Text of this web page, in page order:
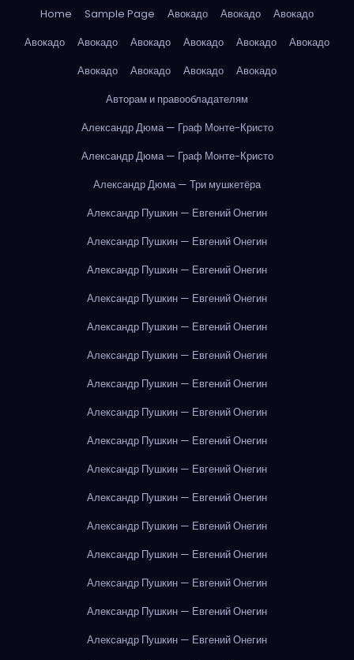
Home Sample Page Авокадо Авокадо
Авокадо
Авокадо
Авокадо Авокадо Авокадо Авокадо
Авокадо
Авокадо
Авокадо Авокадо
Авокадо
Авторам и правообладателям
Александр Дюма — Граф Монте-Кристо
Александр Дюма — Граф Монте-Кристо
Александр Дюма — Три мушкетёра
Александр Пушкин — Евгений Онегин
Александр Пушкин — Евгений Онегин
Александр Пушкин — Евгений Онегин
Александр Пушкин — Евгений Онегин
Александр Пушкин — Евгений Онегин
Александр Пушкин — Евгений Онегин
Александр Пушкин — Евгений Онегин
Александр Пушкин — Евгений Онегин
Александр Пушкин — Евгений Онегин
Александр Пушкин — Евгений Онегин
Александр Пушкин — Евгений Онегин
Александр Пушкин — Евгений Онегин
Александр Пушкин — Евгений Онегин
Александр Пушкин — Евгений Онегин
Александр Пушкин — Евгений Онегин
Александр Пушкин — Евгений Онегин